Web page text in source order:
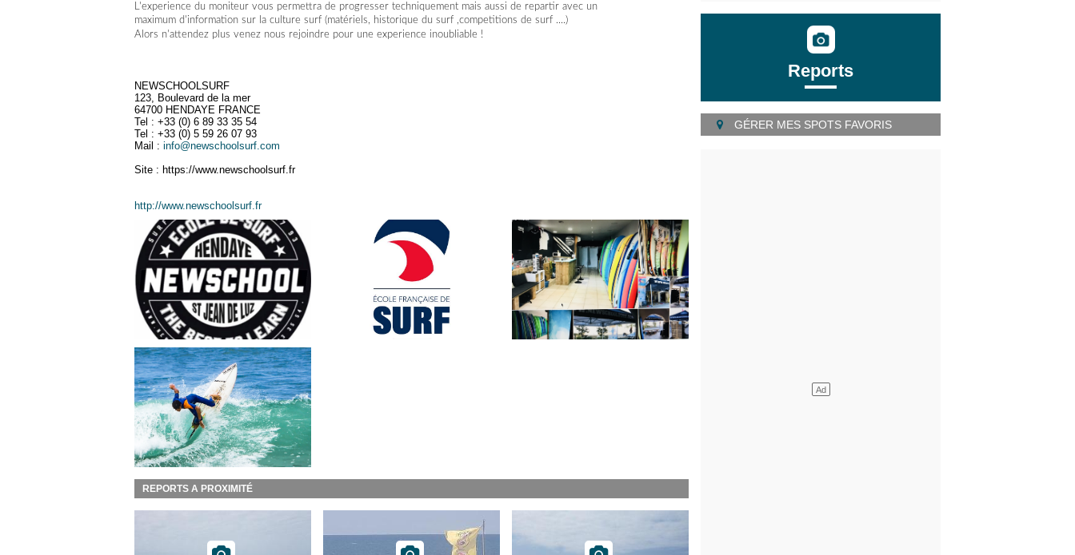
L'experience du moniteur vous permettra de progresser techniquement mais aussi de repartir avec un
maximum d'information sur la culture surf (matériels, historique du surf ,competitions de surf ....)
Alors n'attendez plus venez nous rejoindre pour une experience inoubliable !
NEWSCHOOLSURF
123, Boulevard de la mer
64700 HENDAYE FRANCE
Tel : +33 (0) 6 89 33 35 54
Tel : +33 (0) 5 59 26 07 93
Mail : info@newschoolsurf.com
Site : https://www.newschoolsurf.fr
http://www.newschoolsurf.fr
REPORTS A PROXIMITÉ
Reports
GÉRER MES SPOTS FAVORIS